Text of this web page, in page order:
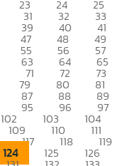
23 24 25
31 32 33
39 40 41
47 48 49
55 56 57
63 64 65
71 72 73
79 80 81
87 88 89
95 96 97
102 103 104
109 110 111
117 118 119
124 125 126